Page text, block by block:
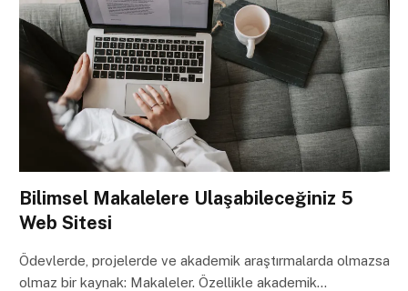
Bilimsel Makalelere Ulaşabileceğiniz 5
Web Sitesi
Ödevlerde, projelerde ve akademik araştırmalarda olmazsa
olmaz bir kaynak: Makaleler. Özellikle akademik…